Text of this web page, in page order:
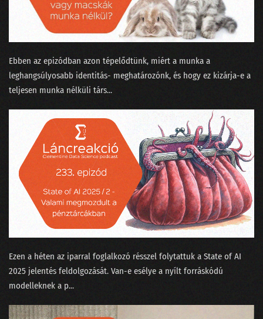
Ebben az epizódban azon tépelődtünk, miért a munka a
leghangsúlyosabb identitás- meghatározónk, és hogy ez kizárja-e a
teljesen munka nélküli társ...
Ezen a héten az iparral foglalkozó résszel folytattuk a ⁠State of AI
2025⁠ jelentés feldolgozását. Van-e esélye a nyílt forráskódú
modelleknek a p...